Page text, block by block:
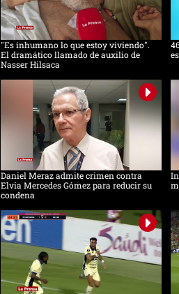
"Es inhumano lo que estoy viviendo".
El dramático llamado de auxilio de
Nasser Hilsaca
Daniel Meraz admite crimen contra
Elvia Mercedes Gómez para reducir su
condena